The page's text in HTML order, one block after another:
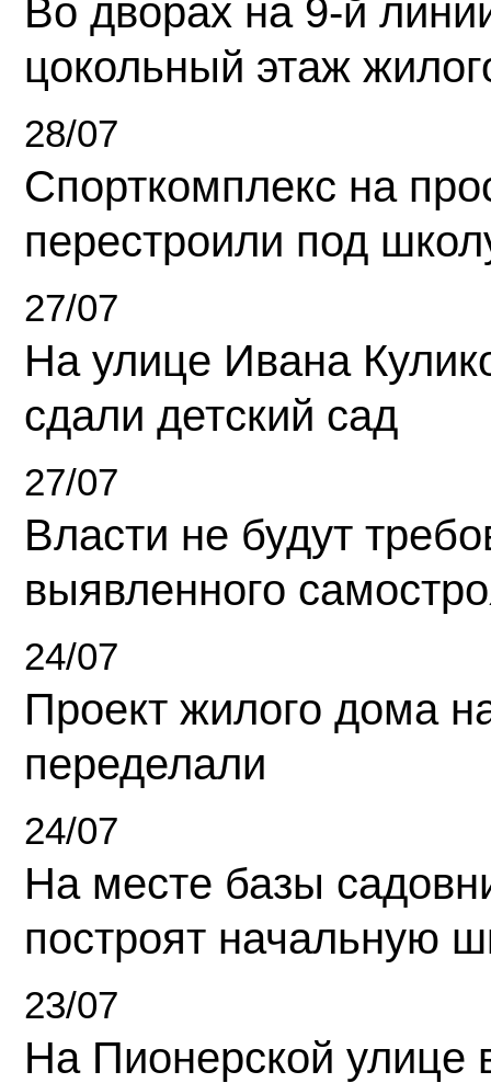
Во дворах на 9-й
цокольный этаж
28/07
Спорткомплекс на
перестроили под
27/07
На улице Ивана
сдали детский сад
27/07
Власти не будут
выявленного
24/07
Проект жилого дома
переделали
24/07
На месте базы
построят начальную
23/07
На Пионерской улице